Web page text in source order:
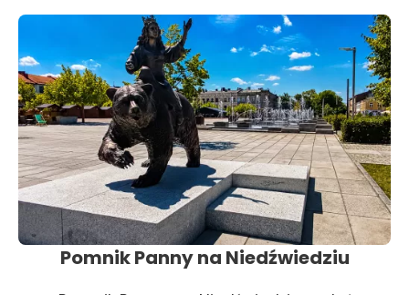
Pomnik Panny na Niedźwiedziu